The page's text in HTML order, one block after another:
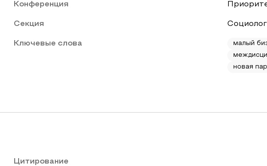
Конференция
Секция
Ключевые слова малый
новая
Цитирование